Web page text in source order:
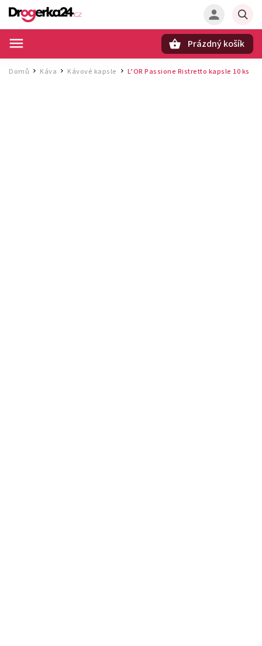
Prázdný košík
Domů / Káva / Kávové kapsle L’OR Passione Ristretto kapsle 10 ks